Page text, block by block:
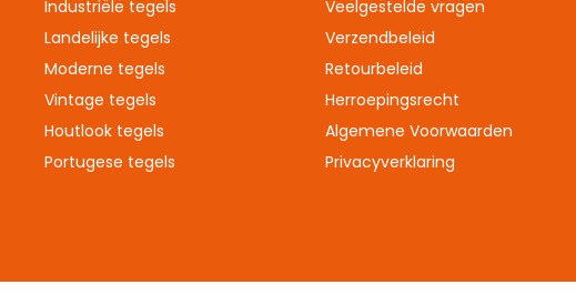
Industriële tegels
Landelijke tegels
Moderne tegels
Vintage tegels
Houtlook tegels
Portugese tegels
Veelgestelde vragen
Verzendbeleid
Retourbeleid
Herroepingsrecht
Algemene Voorwaarden
Privacyverklaring